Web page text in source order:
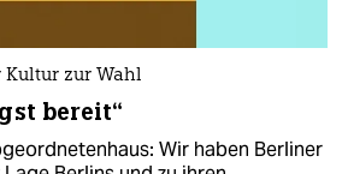
Kultur zur Wahl
bereit“
Wir haben Berliner